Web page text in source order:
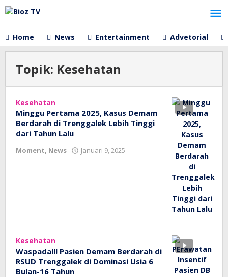
Lewati
ke
Home
News Entertainment Advetorial
Topik: Kesehatan
Kesehatan
Minggu Pertama 2025, Kasus Demam
Berdarah di Trenggalek Lebih Tinggi
dari Tahun Lalu
Moment, News Januari 9, 2025
Kesehatan
Waspada!!! Pasien Demam Berdarah di
RSUD Trenggalek di Dominasi Usia 6
Bulan-16 Tahun